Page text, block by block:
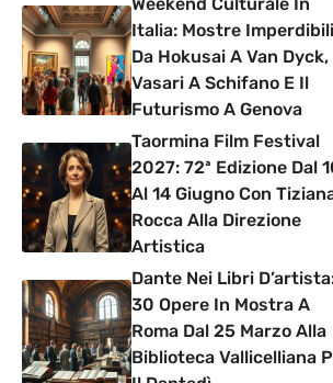
Weekend Culturale In
Italia: Mostre Imperdibili
Da Hokusai A Van Dyck,
Vasari A Schifano E Il
Futurismo A Genova
Taormina Film Festival
2027: 72ª Edizione Dal
Al 14 Giugno Con
Rocca Alla Direzione
Artistica
Dante Nei Libri
30 Opere In Mostra A
Roma Dal 25 Marzo Alla
Biblioteca Vallicelliana